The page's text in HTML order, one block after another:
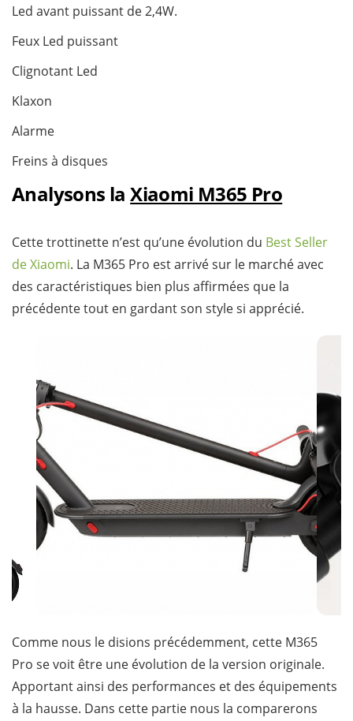
Led avant puissant de 2,4W.
Feux Led puissant
Clignotant Led
Klaxon
Alarme
Freins à disques
Analysons laXiaomi M365 Pro
Cette trottinette n’est qu’une évolution du Best Seller
de Xiaomi. La M365 Pro est arrivé sur le marché avec
des caractéristiques bien plus affirmées que la
précédente tout en gardant son style si apprécié.
Comme nous le disions précédemment, cette M365
Pro se voit être une évolution de la version originale.
Apportant ainsi des performances et des équipements
à la hausse. Dans cette partie nous la comparerons